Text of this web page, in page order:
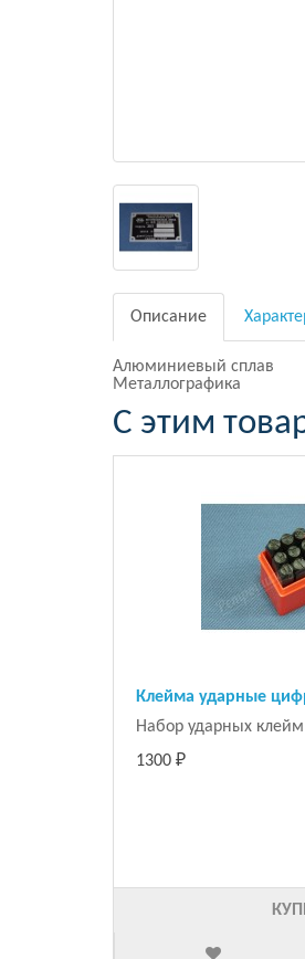
Описание
Алюминиевый сплав
Металлографика
С этим
Клейма ударные
Набор ударных
1300 ₽